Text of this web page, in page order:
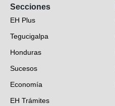
Secciones
EH Plus
Tegucigalpa
Honduras
Sucesos
Economía
EH Trámites